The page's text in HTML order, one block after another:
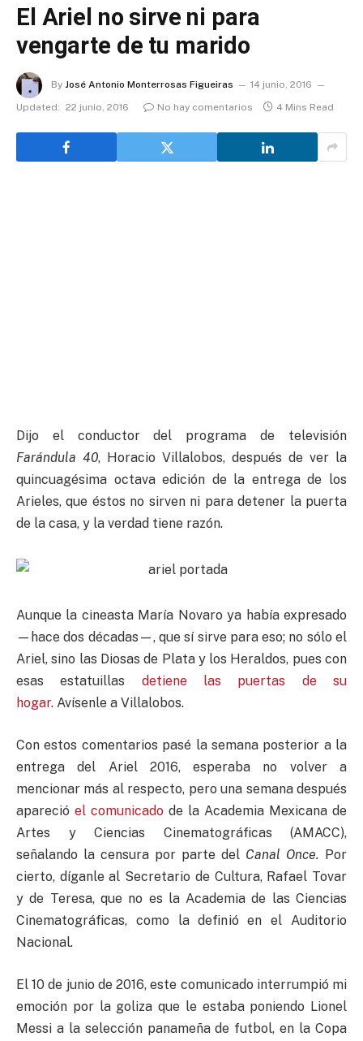
El Ariel no sirve ni para
vengarte de tu marido
By José Antonio Monterrosas Figueiras
14 junio, 2016
Updated: 22 junio, 2016 No hay comentarios 4 Mins Read
Dijo el conductor del programa de televisión
Farándula 40, Horacio Villalobos, después de ver la
quincuagésima octava edición de la entrega de los
Arieles, que éstos no sirven ni para detener la puerta
de la casa, y la verdad tiene razón.
Aunque la cineasta María Novaro ya había expresado
—hace dos décadas—, que sí sirve para eso; no sólo el
Ariel, sino las Diosas de Plata y los Heraldos, pues con
esas estatuillas detiene las puertas de su
hogar. Avísenle a Villalobos.
Con estos comentarios pasé la semana posterior a la
entrega del Ariel 2016, esperaba no volver a
mencionar más al respecto, pero una semana después
apareció el comunicado de la Academia Mexicana de
Artes y Ciencias Cinematográficas (AMACC),
señalando la censura por parte del Canal Once. Por
cierto, díganle al Secretario de Cultura, Rafael Tovar
y de Teresa, que no es la Academia de las Ciencias
Cinematográficas, como la definió en el Auditorio
Nacional.
El 10 de junio de 2016, este comunicado interrumpió mi
emoción por la goliza que le estaba poniendo Lionel
Messi a la selección panameña de futbol, en la Copa